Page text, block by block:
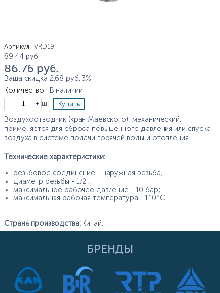
Артикул: VRD19
Цена
89.44 руб.
86.76 руб.
Ваша скидка 2.68 руб. 3%
Количество:
В наличии
Кол-во
шт
Воздухоотводчик (кран Маевского), механический,
применяется для сброса повышенного давления или спуска
воздуха в системе подачи горячей воды и отопления.
Технические характеристики:
резьбовое соединение - наружная резьба;
диаметр резьбы - 1/2";
максимальное рабочее давление - 10 бар;
максимальная рабочая температура - 110ºС.
Страна производства:Китай.
БРЕНДЫ